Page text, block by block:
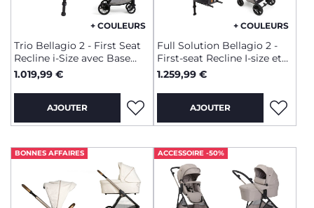
+ COULEURS
Trio Bellagio 2 - First Seat
Recline i-Size avec Base
rotative
1.019,99 €
AJOUTER
+ COULEURS
Full Solution Bellagio 2 -
First-seat Recline I-size et
Fullseat 360 avec base
1.259,99 €
AJOUTER
BONNES AFFAIRES ACCESSOIRE -50%